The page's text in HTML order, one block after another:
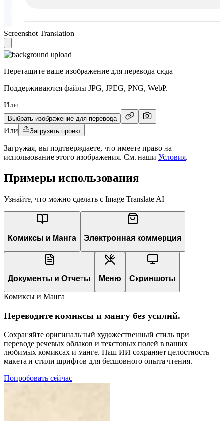
Screenshot Translation
Перетащите ваше изображение для перевода сюда
Поддерживаются файлы JPG, JPEG, PNG, WebP.
Или
Выбрать изображение для перевода
Или Загрузить проект
Загружая, вы подтверждаете, что имеете право на
использование этого изображения. См. наши Условия.
Примеры использования
Узнайте, что можно сделать с Image Translate AI
Комиксы и Манга Электронная коммерция
Документы и Отчеты Меню Скриншоты
Комиксы и Манга
Переводите комиксы и мангу без усилий.
Сохраняйте оригинальный художественный стиль при
переводе речевых облаков и текстовых полей в ваших
любимых комиксах и манге. Наш ИИ сохраняет целостность
макета и стили шрифтов для бесшовного опыта чтения.
Попробовать сейчас